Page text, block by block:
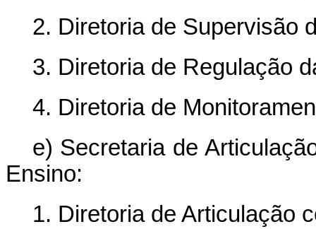
2. Diretoria de Supervisão
3. Diretoria de Regulação
4. Diretoria de
e) Secretaria de
Ensino:
1. Diretoria de Articulação